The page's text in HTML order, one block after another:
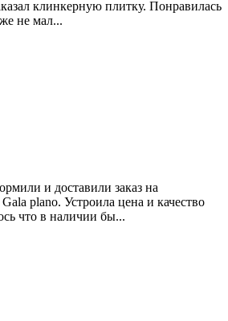
клинкерную плитку. Понравилась
не мал...
и доставили заказ на
plano. Устроила цена и качество
что в наличии бы...